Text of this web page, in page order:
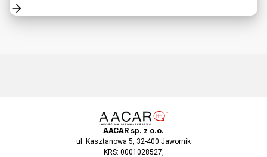
AACAR sp. z o.o.
ul. Kasztanowa 5, 32-400 Jawornik
KRS: 0001028527,